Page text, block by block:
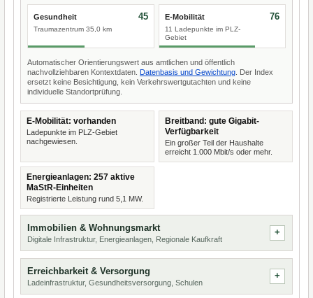
Gesundheit
Traumazentrum 35,0 km
45 E-Mobilität
11 Ladepunkte im PLZ-
Gebiet
76
Automatischer Orientierungswert aus amtlichen und öffentlich
nachvollziehbaren Kontextdaten. Datenbasis und Gewichtung . Der Index
ersetzt keine Besichtigung, kein Verkehrswertgutachten und keine
individuelle Standortprüfung.
E-Mobilität: vorhanden
Ladepunkte im PLZ-Gebiet
nachgewiesen.
Breitband: gute Gigabit-
Verfügbarkeit
Ein großer Teil der Haushalte
erreicht 1.000 Mbit/s oder mehr.
Energieanlagen: 257 aktive
MaStR-Einheiten
Registrierte Leistung rund 5,1 MW.
Immobilien & Wohnungsmarkt
Digitale Infrastruktur, Energieanlagen, Regionale Kaufkraft
Erreichbarkeit & Versorgung
Ladeinfrastruktur, Gesundheitsversorgung, Schulen